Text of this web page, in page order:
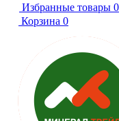
Избранные товары 0
Корзина 0